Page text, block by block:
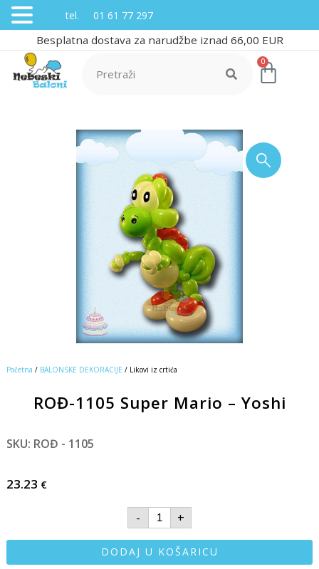
Besplatna dostava za narudžbe iznad 66,00 EUR
0
Početna / BALONSKE DEKORACIJE / Likovi iz crtića
ROĐ-1105 Super Mario – Yoshi
SKU: ROĐ - 1105
23.23 €
- +
DODAJ U KOŠARICU
tel. 01 61 77 297